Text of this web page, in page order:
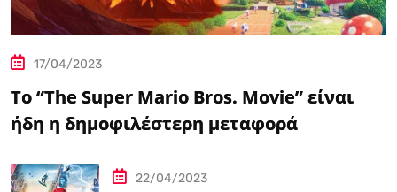
17/04/2023
Το “The Super Mario Bros. Movie” είναι
ήδη η δημοφιλέστερη μεταφορά
22/04/2023